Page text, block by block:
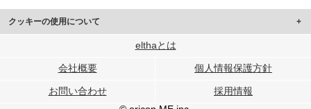
クッキーの使用について
このサイトでは Cookie を使用して、ユーザーに合わせたコンテンツや広告の
行っています。
メディアや広告配信、データ解析の各パートナーに提供しています。
各パートナーは、この情報とユーザーが各パートナーに提供した他の情報や、
elthaとは
会社概要 個人情報保護方針
お問い合わせ
採用情報